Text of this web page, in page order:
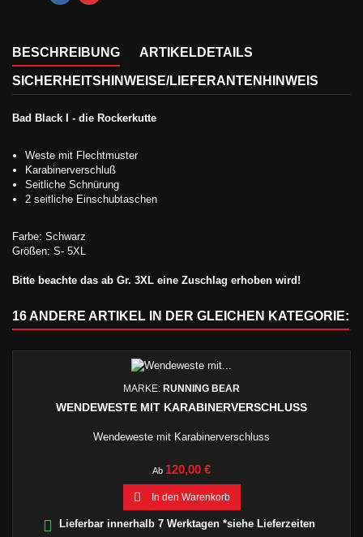
BESCHREIBUNG ARTIKELDETAILS
SICHERHEITSHINWEISE/LIEFERANTENHINWEIS
Bad Black I - die Rockerkutte
Weste mit Flechtmuster
Karabinerverschluß
Seitliche Schnürung
2 seitliche Einschubtaschen
Farbe: Schwarz
Größen: S- 5XL
Bitte beachte das ab Gr. 3XL eine Zuschlag erhoben wird!
16 ANDERE ARTIKEL IN DER GLEICHEN KATEGORIE:
MARKE: RUNNING BEAR
WENDEWESTE MIT KARABINERVERSCHLUSS
Wendeweste mit Karabinerverschluss
Ab Preis
120,00 €
 In den Warenkorb
 Lieferbar innerhalb 7 Werktagen *siehe Lieferzeiten